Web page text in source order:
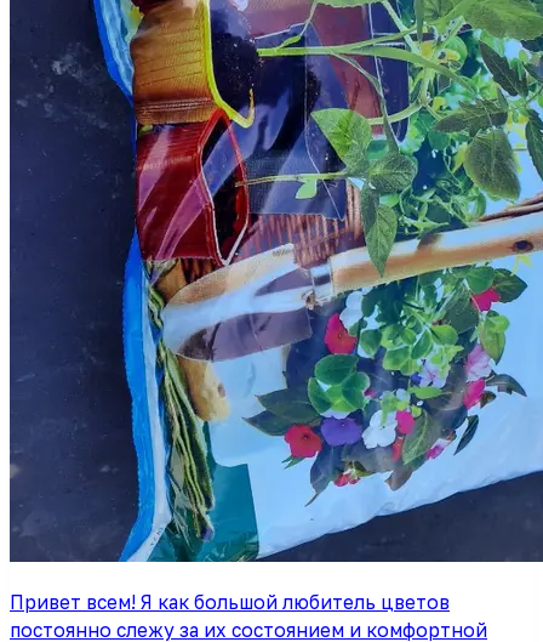
Привет всем! Я как большой любитель цветов
постоянно слежу за их состоянием и комфортной